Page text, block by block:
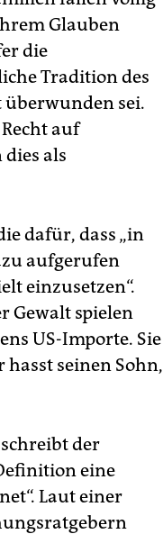
Glauben
die
Tradition des
überwunden sei.
auf
als
dafür, dass „in
aufgerufen
einzusetzen“.
Gewalt spielen
US-Importe. Sie
hasst seinen Sohn,
der
eine
Laut einer